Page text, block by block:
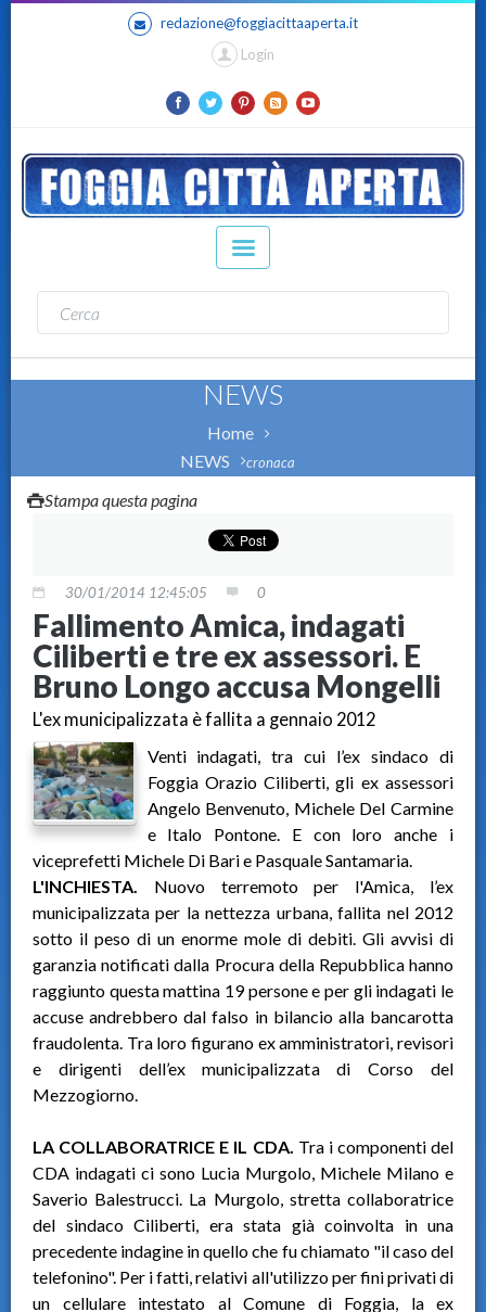
redazione@foggiacittaaperta.it
Login
NEWS
Home
NEWS
cronaca
Stampa questa pagina
30/01/2014 12:45:05 0
Fallimento Amica, indagati
Ciliberti e tre ex assessori. E
Bruno Longo accusa Mongelli
L'ex municipalizzata è fallita a gennaio 2012
Venti indagati, tra cui l’ex sindaco di
Foggia Orazio Ciliberti, gli ex assessori
Angelo Benvenuto, Michele Del Carmine
e Italo Pontone. E con loro anche i
viceprefetti Michele Di Bari e Pasquale Santamaria.
L'INCHIESTA. Nuovo terremoto per l'Amica, l’ex
municipalizzata per la nettezza urbana, fallita nel 2012
sotto il peso di un enorme mole di debiti. Gli avvisi di
garanzia notificati dalla Procura della Repubblica hanno
raggiunto questa mattina 19 persone e per gli indagati le
accuse andrebbero dal falso in bilancio alla bancarotta
fraudolenta. Tra loro figurano ex amministratori, revisori
e dirigenti dell’ex municipalizzata di Corso del
Mezzogiorno.
LA COLLABORATRICE E IL CDA. Tra i componenti del
CDA indagati ci sono Lucia Murgolo, Michele Milano e
Saverio Balestrucci. La Murgolo, stretta collaboratrice
del sindaco Ciliberti, era stata già coinvolta in una
precedente indagine in quello che fu chiamato "il caso del
telefonino". Per i fatti, relativi all'utilizzo per fini privati di
un cellulare intestato al Comune di Foggia, la ex